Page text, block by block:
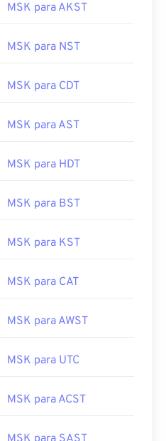
MSK para AKST
MSK para NST
MSK para CDT
MSK para AST
MSK para HDT
MSK para BST
MSK para KST
MSK para CAT
MSK para AWST
MSK para UTC
MSK para ACST